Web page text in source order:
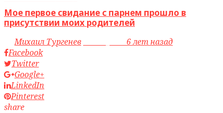
Мое первое свидание с парнем прошло в
присутствии моих родителей
byМихаил Тургенев
6 лет назад
Facebook
Twitter
Google+
LinkedIn
Pinterest
share